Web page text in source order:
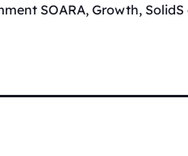
SOARA, Growth,